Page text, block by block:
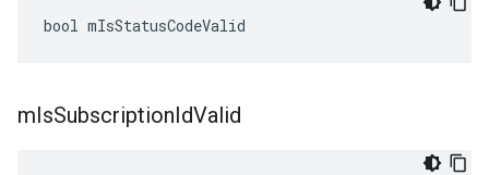
bool mIsStatusCodeValid
mIsSubscriptionIdValid